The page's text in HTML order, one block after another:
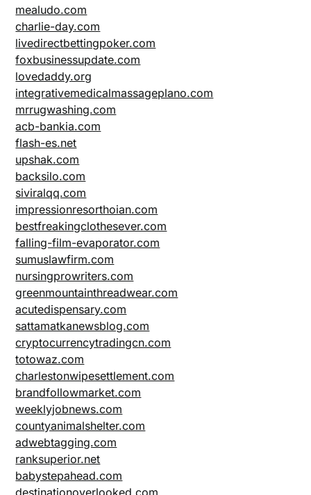
mealudo.com
charlie-day.com
livedirectbettingpoker.com
foxbusinessupdate.com
lovedaddy.org
integrativemedicalmassageplano.com
mrrugwashing.com
acb-bankia.com
flash-es.net
upshak.com
backsilo.com
siviralqq.com
impressionresorthoian.com
bestfreakingclothesever.com
falling-film-evaporator.com
sumuslawfirm.com
nursingprowriters.com
greenmountainthreadwear.com
acutedispensary.com
sattamatkanewsblog.com
cryptocurrencytradingcn.com
totowaz.com
charlestonwipesettlement.com
brandfollowmarket.com
weeklyjobnews.com
countyanimalshelter.com
adwebtagging.com
ranksuperior.net
babystepahead.com
destinationoverlooked.com